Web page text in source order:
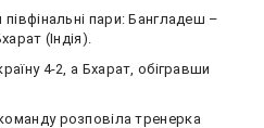
пари: Бангладеш –
(Індія).
4-2, а Бхарат, обігравши
розповіла тренерка